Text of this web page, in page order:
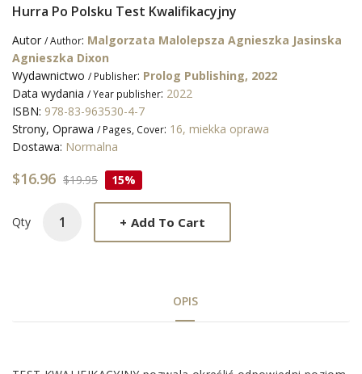
Hurra Po Polsku Test Kwalifikacyjny
Autor / Author: Malgorzata Malolepsza Agnieszka Jasinska
Agnieszka Dixon
Wydawnictwo / Publisher: Prolog Publishing, 2022
Data wydania / Year publisher: 2022
ISBN: 978-83-963530-4-7
Strony, Oprawa / Pages, Cover: 16, miekka oprawa
Dostawa: Normalna
$16.96 $19.95 15%
Qty + Add To Cart
OPIS